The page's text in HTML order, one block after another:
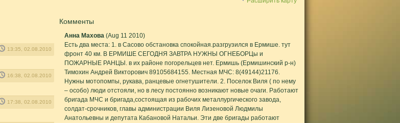
13:35, 02.08.2010
16:38, 02.08.2010
17:38, 02.08.2010
Комменты
Анна Махова (Aug 11 2010)
Есть два места: 1. в Сасово обстановка спокойная.разгрузился в Ермише. тут
фронт 40 км. В ЕРМИШЕ СЕГОДНЯ ЗАВТРА НУЖНЫ ОГНЕБОРЦы и
ПОЖАРНЫЕ РАНЦЫ. в их районе погорельцев нет. Ермишь (Ермишинский р-н)
Тимохин Андрей Викторович 89105684155. Местная МЧС: 8(49144)21176.
Нужны мотопомпы, рукава, ранцевые огнетушители. 2. Поселок Виля ( по нему
– особо) люди отстояли, но в лесу постоянно возникают новые очаги. Работают
бригада МЧС и бригада,состоящая из рабочих металлургического завода,
солдат-срочников, главы администрации Виля Лизеновой Людмилы
Анатольевны и депутата Кабановой Натальи. Эти две бригады работают